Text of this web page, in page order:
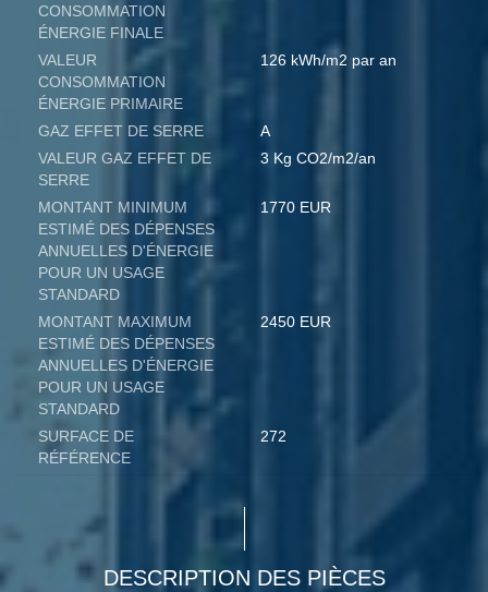
CONSOMMATION
ÉNERGIE FINALE
VALEUR
CONSOMMATION
ÉNERGIE PRIMAIRE
126 kWh/m2 par an
GAZ EFFET DE SERRE
A
VALEUR GAZ EFFET DE
SERRE
3 Kg CO2/m2/an
MONTANT MINIMUM
ESTIMÉ DES DÉPENSES
ANNUELLES D'ÉNERGIE
POUR UN USAGE
STANDARD
1770 EUR
MONTANT MAXIMUM
ESTIMÉ DES DÉPENSES
ANNUELLES D'ÉNERGIE
POUR UN USAGE
STANDARD
2450 EUR
SURFACE DE
RÉFÉRENCE
272
DESCRIPTION DES PIÈCES